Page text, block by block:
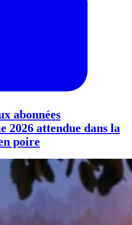
abonnées
2026 attendue dans la
poire